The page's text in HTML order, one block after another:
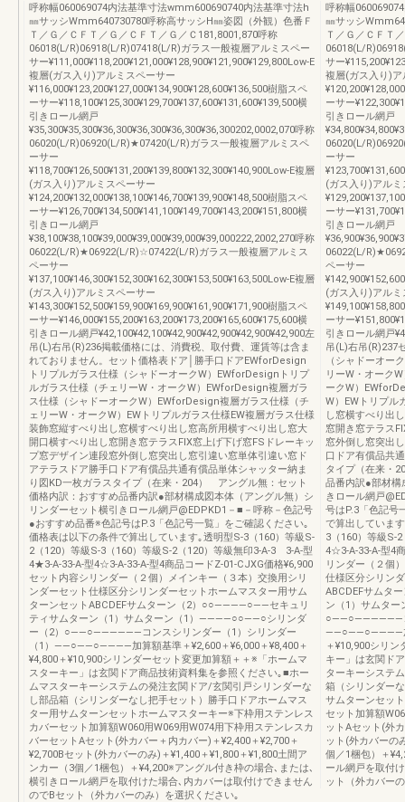
呼称幅060069074内法基準寸法wmm600690740内法基準寸法h
㎜サッシWmm640730780呼称高サッシH㎜姿図（外観）色番Ｆ
Ｔ／Ｇ／ＣＦＴ／Ｇ／ＣＦＴ／Ｇ／Ｃ181,8001,870呼称
06018(L/R)06918(L/R)07418(L/R)ガラス一般複層アルミスペー
サー¥111,000¥118,200¥121,000¥128,900¥121,900¥129,800Low-E
複層(ガス入り)アルミスペーサー
¥116,000¥123,200¥127,000¥134,900¥128,600¥136,500樹脂スペ
ーサー¥118,100¥125,300¥129,700¥137,600¥131,600¥139,500横
引きロール網戸
¥35,300¥35,300¥36,300¥36,300¥36,300¥36,300202,0002,070呼称
06020(L/R)06920(L/R)★07420(L/R)ガラス一般複層アルミスペ
ーサー
¥118,700¥126,500¥131,200¥139,800¥132,300¥140,900Low-E複層
(ガス入り)アルミスペーサー
¥124,200¥132,000¥138,100¥146,700¥139,900¥148,500樹脂スペ
ーサー¥126,700¥134,500¥141,100¥149,700¥143,200¥151,800横
引きロール網戸
¥38,100¥38,100¥39,000¥39,000¥39,000¥39,000222,2002,270呼称
06022(L/R)★06922(L/R)☆07422(L/R)ガラス一般複層アルミス
ペーサー
¥137,100¥146,300¥152,300¥162,300¥153,500¥163,500Low-E複層
(ガス入り)アルミスペーサー
¥143,300¥152,500¥159,900¥169,900¥161,900¥171,900樹脂スペ
ーサー¥146,000¥155,200¥163,200¥173,200¥165,600¥175,600横
引きロール網戸¥42,100¥42,100¥42,900¥42,900¥42,900¥42,900左
吊(L)右吊(R)236掲載価格には、消費税、取付費、運賃等は含ま
れておりません。セット価格表ドア│勝手口ドアEWforDesign
トリプルガラス仕様（シャドーオークW）EWforDesignトリプ
ルガラス仕様（チェリーW・オークW）EWforDesign複層ガラ
ス仕様（シャドーオークW）EWforDesign複層ガラス仕様（チ
ェリーW・オークW）EWトリプルガラス仕様EW複層ガラス仕様
装飾窓縦すべり出し窓横すべり出し窓高所用横すべり出し窓大
開口横すべり出し窓開き窓テラスFIX窓上げ下げ窓FSドレーキッ
プ窓デザイン連段窓外倒し窓突出し窓引違い窓単体引違い窓ド
アテラスドア勝手口ドア有償品共通有償品単体シャッター納ま
り図KD一枚ガラスタイプ（在来・204） アングル無：セット
価格内訳：おすすめ品番内訳●部材構成図本体（アングル無）シ
リンダーセット横引きロール網戸@EDPKD1－■－呼称－色記号
●おすすめ品番※色記号はP.3「色記号一覧」をご確認ください｡
価格表は以下の条件で算出しています｡透明型S-3（160）等級S-
2（120）等級S-3（160）等級S-2（120）等級無印3-A-3 3-A-型
4★3-A-33-A-型4☆3-A-33-A-型4商品コードZ-01-CJXG価格¥6,900
セット内容シリンダー（２個）メインキー（３本）交換用シリ
ンダーセット仕様区分シリンダーセットホームマスター用サム
ターンセットABCDEFサムターン（2）○○――――○――セキュリ
ティサムターン（1）サムターン（1）――――○○――○シリンダ
ー（2）○――○――――――コンスシリンダー（1）シリンダー
（1）――○――○――――加算額基準＋¥2,600＋¥6,000＋¥8,400＋
¥4,800＋¥10,900シリンダーセット変更加算額＋＋※「ホームマ
スターキー」は玄関ドア商品技術資料集を参照ください｡■ホー
ムマスターキーシステムの発注玄関ドア/玄関引戸シリンダーな
し部品箱（シリンダーなし把手セット）勝手口ドアホームマス
ター用サムターンセットホームマスターキー※下枠用ステンレス
カバーセット加算額W060用W069用W074用下枠用ステンレスカ
バーセットAセット(外カバー＋内カバー)＋¥2,400＋¥2,700＋
¥2,700Bセット(外カバーのみ)＋¥1,400＋¥1,800＋¥1,800土間ア
ンカー（3個／1梱包）＋¥4,200※アングル付き枠の場合､または､
横引きロール網戸を取付けた場合､内カバーは取付けできません
のでBセット（外カバーのみ）を選択ください｡
呼称幅
㎜サッシ
Ｔ／Ｇ／ＣＦＴ
06018(L/
サー
複層(ガス入り)
ーサー
引きロール網戸
06020(L/
ーサー
(ガス入り)アル
ーサー
引きロール網戸
06022(L/
ペーサー
(ガス入り)アル
ーサー
引きロール網戸
吊(L)右吊(R)237
（シャドーオー
リーW・オーク
ークW）
W）EWトリプル
し窓横すべり出
窓開き窓テラス
窓外倒し窓突出
口ドア有償品共
タイプ（在来・
品番内訳●部材構
きロール網戸
号はP.3「色記号
で算出していま
3（160）等級S-
4☆3-A-33-A-型4
リンダー（２個
仕様区分シリン
ABCDEFサムタ
ン（1）サムタ
○――○――――――コ
――○――○――――加
＋¥10,900シリ
キー」は玄関ド
ターキーシステ
箱（シリンダー
サムターンセッ
セット加算額
ットAセット(外
ット(外カバーの
個／1梱包）＋
ール網戸を取付
ット（外カバー